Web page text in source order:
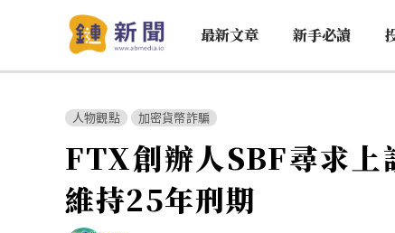
最新文章 新手必讀
人物觀點 加密貨幣詐騙
FTX創辦人SBF尋求上
維持25年刑期